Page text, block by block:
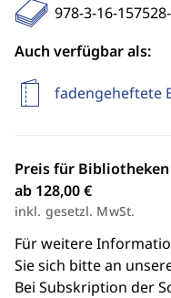
978-3-16-
Auch verfügbar als:
fadengeheftete
Preis für Bibliotheken
ab 128,00 €
inkl. gesetzl. MwSt.
Für weitere
Sie sich bitte an
Bei Subskription der